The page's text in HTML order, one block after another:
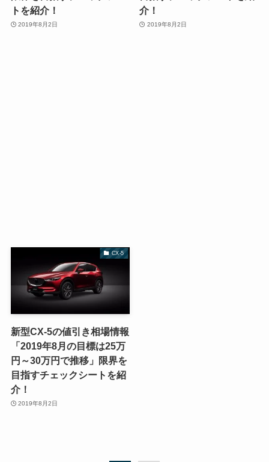
トを紹介！
2019年8月2日
介！
2019年8月2日
CX-5
新型CX-5の値引き相場情報
「2019年8月の目標は25万
円～30万円で推移」限界を
目指すチェックシートを紹
介！
2019年8月2日